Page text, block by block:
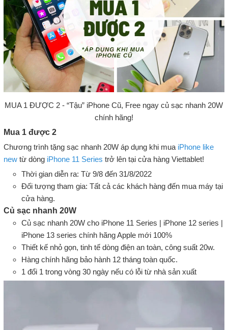
MUA 1 ĐƯỢC 2 - “Tậu” iPhone Cũ, Free ngay củ sạc nhanh 20W
chính hãng!
Mua 1 được 2
Chương trình tặng sạc nhanh 20W áp dụng khi mua iPhone like
newtừ dòng iPhone 11 Series trở lên tại cửa hàng Viettablet!
Thời gian diễn ra: Từ 9/8 đến 31/8/2022
Đối tượng tham gia: Tất cả các khách hàng đến mua máy tại
cửa hàng.
Củ sạc nhanh 20W
Củ sạc nhanh 20W cho iPhone 11 Series | iPhone 12 series |
iPhone 13 series chính hãng Apple mới 100%
Thiết kế nhỏ gọn, tinh tế dòng điện an toàn, công suất 20w.
Hàng chính hãng bảo hành 12 tháng toàn quốc.
1 đổi 1 trong vòng 30 ngày nếu có lỗi từ nhà sản xuất